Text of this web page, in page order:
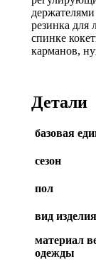
резинка
спинке
карманов,
Детали
базовая
сезон
пол
вид изделия
материал
одежды